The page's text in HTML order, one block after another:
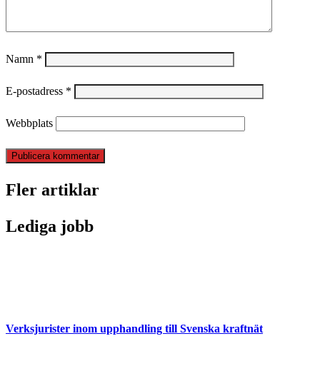
Namn *
E-postadress *
Webbplats
Fler artiklar
Lediga jobb
Verksjurister inom upphandling till Svenska kraftnät